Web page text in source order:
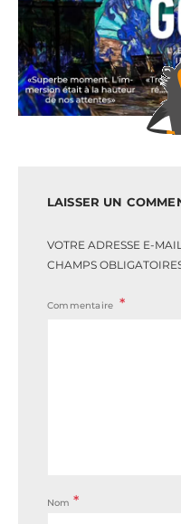
LAISSER UN
VOTRE ADRESSE E-
CHAMPS
Commentaire
Nom *